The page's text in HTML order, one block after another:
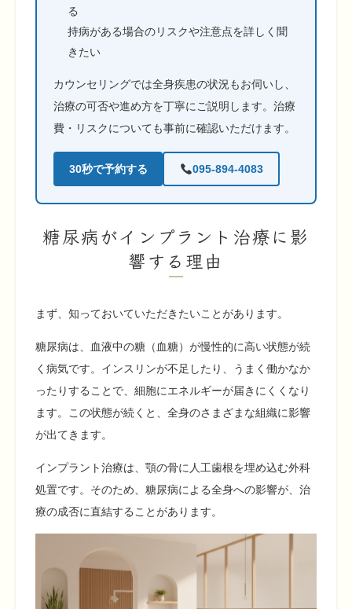
る
持病がある場合のリスクや注意点を詳しく聞
きたい
カウンセリングでは全身疾患の状況もお伺いし、
治療の可否や進め方を丁寧にご説明します。治療
費・リスクについても事前に確認いただけます。
30秒で予約する 095-894-4083
糖尿病がインプラント治療に影
響する理由
まず、知っておいていただきたいことがあります。
糖尿病は、血液中の糖（血糖）が慢性的に高い状態が続
く病気です。インスリンが不足したり、うまく働かなか
ったりすることで、細胞にエネルギーが届きにくくなり
ます。この状態が続くと、全身のさまざまな組織に影響
が出てきます。
インプラント治療は、顎の骨に人工歯根を埋め込む外科
処置です。そのため、糖尿病による全身への影響が、治
療の成否に直結することがあります。